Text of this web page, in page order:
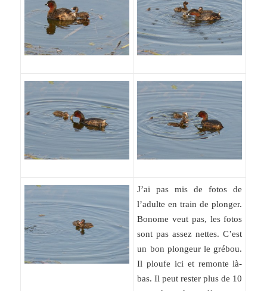
J’ai pas mis de fotos de
l’adulte en train de plonger.
Bonome veut pas, les fotos
sont pas assez nettes. C’est
un bon plongeur le grébou.
Il ploufe ici et remonte là-
bas. Il peut rester plus de 10